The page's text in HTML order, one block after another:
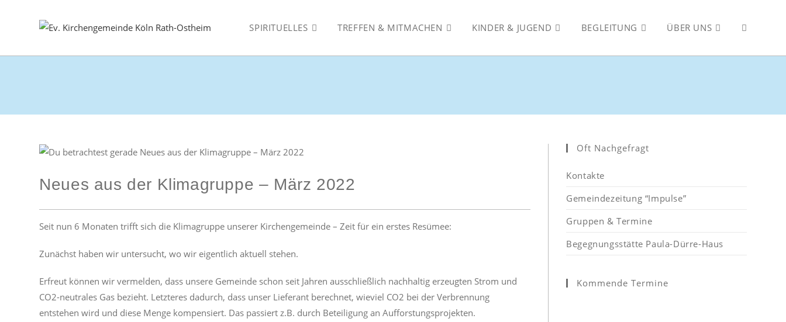
SPIRITUELLES TREFFEN & MITMACHEN KINDER & JUGEND BEGLEITUNG ÜBER UNS WEBSITE-
Neues aus der Klimagruppe – März 2022
Seit nun 6 Monaten trifft sich die Klimagruppe unserer Kirchengemeinde – Zeit für ein erstes Resümee:
Zunächst haben wir untersucht, wo wir eigentlich aktuell stehen.
Erfreut können wir vermelden, dass unsere Gemeinde schon seit Jahren ausschließlich nachhaltig erzeugten Strom und
CO2-neutrales Gas bezieht. Letzteres dadurch, dass unser Lieferant berechnet, wieviel CO2 bei der Verbrennung
entstehen wird und diese Menge kompensiert. Das passiert z.B. durch Beteiligung an Aufforstungsprojekten.
Oft Nachgefragt
Kontakte
Gemeindezeitung “Impulse”
Gruppen & Termine
Begegnungsstätte Paula-Dürre-Haus
Kommende Termine